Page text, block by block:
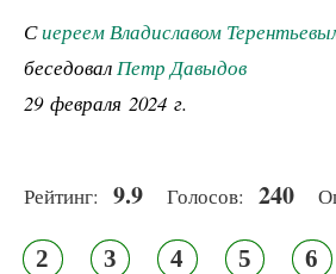
Сиереем Владиславом
беседовалПетр Давыдов
29 февраля 2024 г.
Рейтинг: 9.9 Голосов: 240
2 3 4 5 6